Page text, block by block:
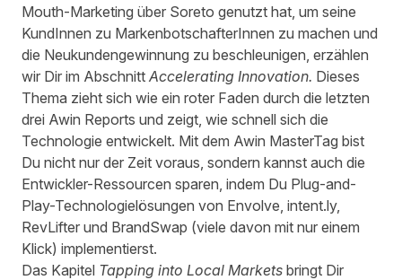
Mouth-Marketing über Soreto genutzt hat, um seine
KundInnen zu MarkenbotschafterInnen zu machen und
die Neukundengewinnung zu beschleunigen, erzählen
wir Dir im Abschnitt Accelerating Innovation. Dieses
Thema zieht sich wie ein roter Faden durch die letzten
drei Awin Reports und zeigt, wie schnell sich die
Technologie entwickelt. Mit dem Awin MasterTag bist
Du nicht nur der Zeit voraus, sondern kannst auch die
Entwickler-Ressourcen sparen, indem Du Plug-and-
Play-Technologielösungen von Envolve intent.ly,
RevLifter und BrandSwap (viele davon mit nur einem
Klick) implementierst.
Das Kapitel Tapping into Local Markets bringt Dir